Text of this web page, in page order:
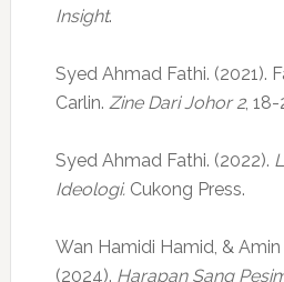
Insight.
Syed Ahmad Fathi. (2021).
Carlin. Zine Dari Johor 2, 18-
Syed Ahmad Fathi. (2022).
Ideologi.Cukong Press.
Wan Hamidi Hamid, &
(2024). Harapan Sang